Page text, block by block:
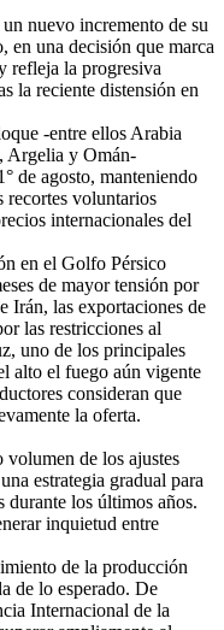
nuevo incremento de su
en una decisión que marca
refleja la progresiva
la reciente distensión en
-entre ellos Arabia
Argelia y Omán-
de agosto, manteniendo
recortes voluntarios
internacionales del
en el Golfo Pérsico
de mayor tensión por
Irán, las exportaciones de
las restricciones al
uno de los principales
alto el fuego aún vigente
consideran que
la oferta.
volumen de los ajustes
estrategia gradual para
durante los últimos años.
inquietud entre
de la producción
de lo esperado. De
Internacional de la